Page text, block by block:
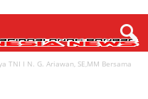
TNI I N. G. Ariawan, SE,MM Bersama